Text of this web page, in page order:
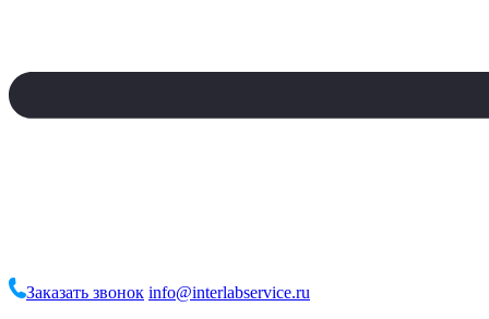
Заказать звонок info@interlabservice.ru